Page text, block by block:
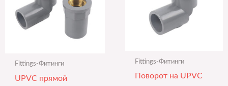
Fittings-Фитинги
UPVC прямой
Fittings-Фитинги
Поворот на UPVC